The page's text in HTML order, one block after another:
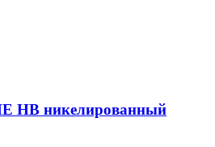
НВ никелированный